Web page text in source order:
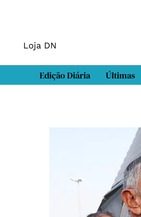
Loja DN
Edição Diária Últimas